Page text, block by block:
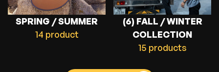
SPRING / SUMMER
14 product
(6) FALL / WINTER
COLLECTION
15 products